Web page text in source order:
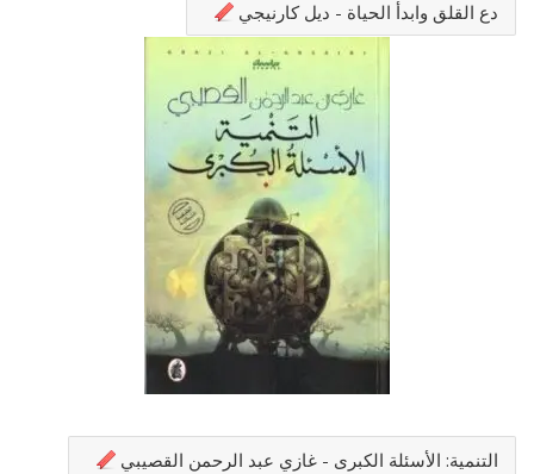
دع القلق وابدأ الحياة - ديل كارنيجي
التنمية: الأسئلة الكبرى - غازي عبد الرحمن القصيبي